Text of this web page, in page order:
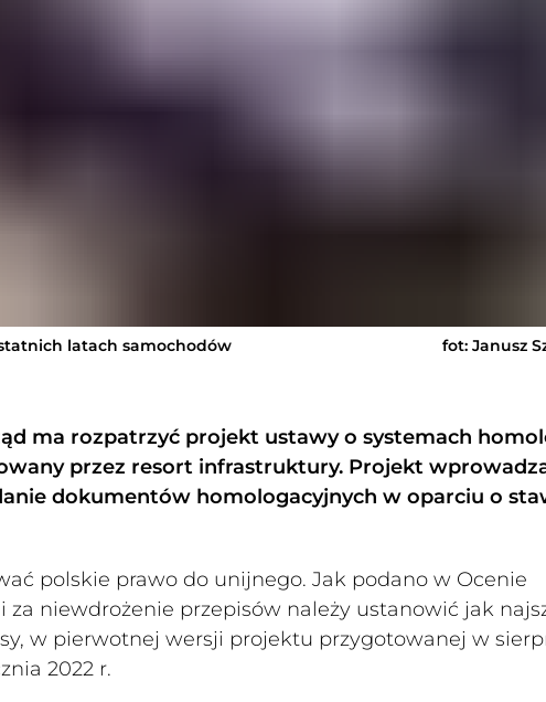
latach samochodów
fot: Janusz
ma rozpatrzyć projekt ustawy o systemach
przez resort infrastruktury. Projekt
dokumentów homologacyjnych w oparciu o
polskie prawo do unijnego. Jak podano w Ocenie
niewdrożenie przepisów należy ustanowić jak
w pierwotnej wersji projektu przygotowanej w
2022 r.